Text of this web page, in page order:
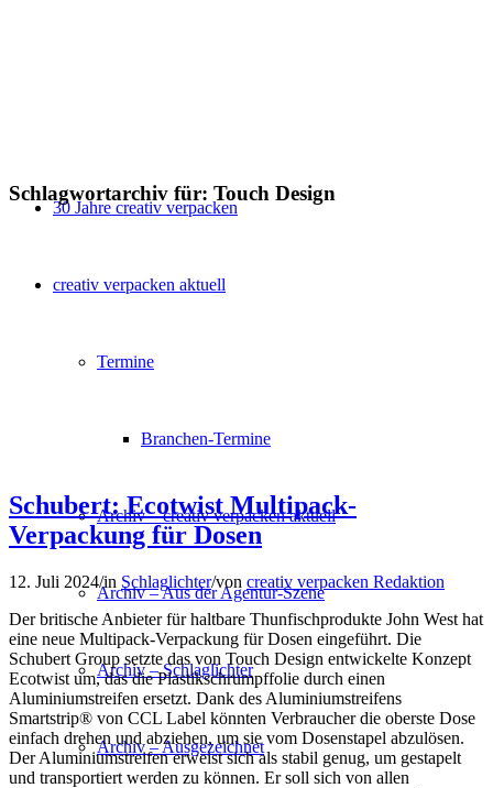
30 Jahre creativ verpacken
creativ verpacken aktuell
Termine
Branchen-Termine
Archiv – creativ verpacken aktuell
Archiv – Aus der Agentur-Szene
Archiv – Schlaglichter
Archiv – Ausgezeichnet
Schlagwortarchiv für: Touch Design
Schubert: Ecotwist Multipack-
Verpackung für Dosen
12. Juli 2024/in Schlaglichter/von creativ verpacken Redaktion
Der britische Anbieter für haltbare Thunfischprodukte John West hat
eine neue Multipack-Verpackung für Dosen eingeführt. Die
Schubert Group setzte das von Touch Design entwickelte Konzept
Ecotwist um, das die Plastikschrumpffolie durch einen
Aluminiumstreifen ersetzt. Dank des Aluminiumstreifens
Smartstrip® von CCL Label könnten Verbraucher die oberste Dose
einfach drehen und abziehen, um sie vom Dosenstapel abzulösen.
Der Aluminiumstreifen erweist sich als stabil genug, um gestapelt
und transportiert werden zu können. Er soll sich von allen